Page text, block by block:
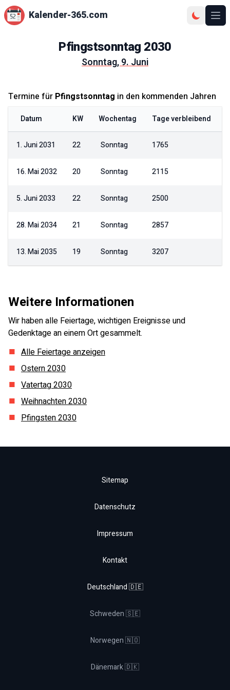
Kalender-365.com
Pfingstsonntag 2030
Sonntag, 9. Juni
Termine für Pfingstsonntag in den kommenden Jahren
Datum KW Wochentag Tage verbleibend
1. Juni 2031 22 Sonntag 1765
16. Mai 2032 20 Sonntag 2115
5. Juni 2033 22 Sonntag 2500
28. Mai 2034 21 Sonntag 2857
13. Mai 2035 19 Sonntag 3207
Weitere Informationen
Wir haben alle Feiertage, wichtigen Ereignisse und
Gedenktage an einem Ort gesammelt.
Alle Feiertage anzeigen
Ostern2030
Vatertag2030
Weihnachten2030
Pfingsten2030
Sitemap
Datenschutz
Impressum
Kontakt
Deutschland 🇩🇪
Schweden 🇸🇪
Norwegen 🇳🇴
Dänemark 🇩🇰